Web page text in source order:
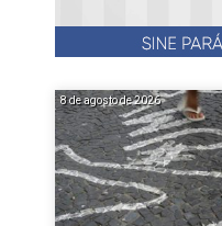
8 de agosto de 2026